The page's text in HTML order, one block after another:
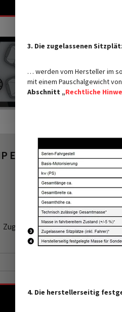
EXPLR 5.0 F
2 - 4
4 - 7
Zugelassene Sitzplätze (inkl.
3. Die zugelassenen
… werden vom Hersteller im
mit einem Pauschalgewicht
Abschnitt „Rechtliche
4. Die herstellerseitig